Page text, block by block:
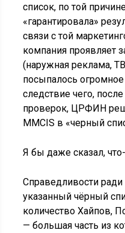
список, по той
«гарантировала»
связи с той
компания проявляет
(наружная реклама,
посыпалось
следствие чего,
проверок, ЦРФИН
MMCIS в «черный
Я бы даже сказал,
Справедливости ради
указанный чёрный
количество Хайпов,
— большая часть из